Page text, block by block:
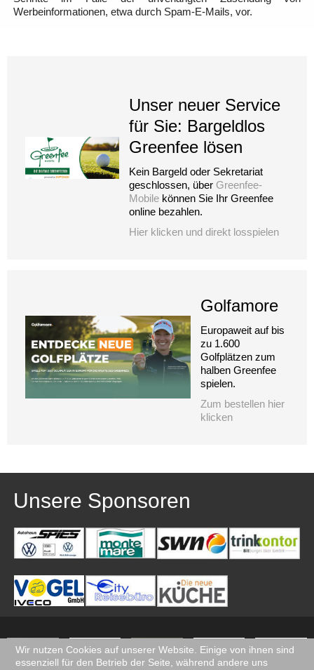
Werbeinformationen, etwa durch Spam-E-Mails, vor.
Unser neuer Service
für Sie: Bargeldlos
Greenfee lösen
Kein Bargeld oder Sekretariat
geschlossen, über Greenfee-
Mobile können Sie Ihr Greenfee
online bezahlen.
Hier klicken und direkt losspielen
Golfamore
Europaweit auf bis
zu 1.600
Golfplätzen zum
halben Greenfee
spielen.
Zum bestellen hier
klicken
Unsere Sponsoren
Wir nutzen Cookies auf unserer Website. Einige von ihnen sind
essenziell für den Betrieb der Seite, während andere uns